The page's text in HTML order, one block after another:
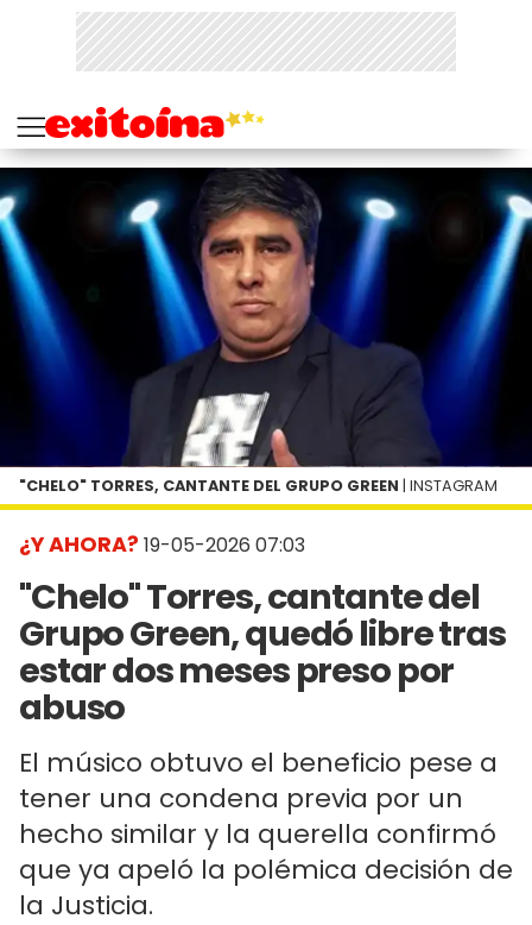
¿Y AHORA? 19-05-2026 07:03
"Chelo" Torres, cantante del
Grupo Green, quedó libre tras
estar dos meses preso por
abuso
El músico obtuvo el beneficio pese a
tener una condena previa por un
hecho similar y la querella confirmó
que ya apeló la polémica decisión de
la Justicia.
"CHELO" TORRES, CANTANTE DEL GRUPO GREEN | INSTAGRAM